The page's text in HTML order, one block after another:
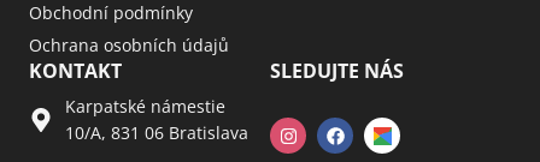
Obchodní podmínky
Ochrana osobních údajů
KONTAKT
Karpatské námestie
10/A, 831 06 Bratislava
SLEDUJTE NÁS